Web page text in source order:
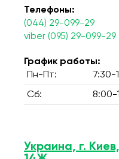
Телефоны:
(044) 29-099-29
viber (095) 29-099-29
График работы:
Пн-Пт:
7:30-
Сб: 8:00-
Украина, г.